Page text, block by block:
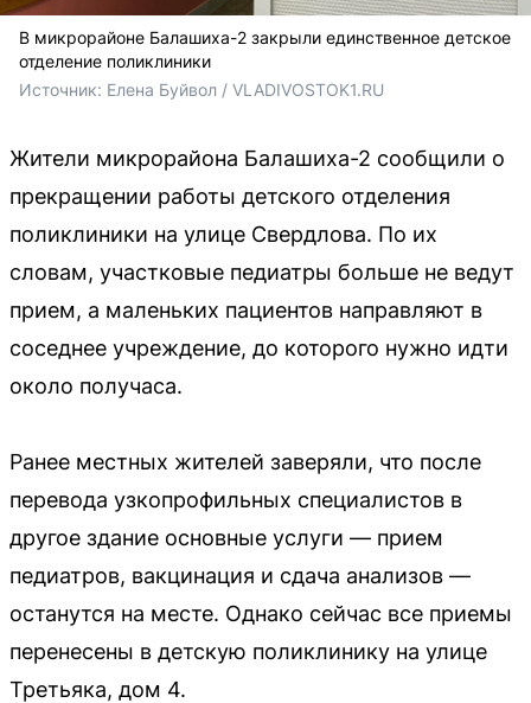
В микрорайоне Балашиха-2 закрыли единственное детское
отделение поликлиники
Источник: Елена Буйвол / VLADIVOSTOK1.RU
Жители микрорайона Балашиха-2 сообщили о
прекращении работы детского отделения
поликлиники на улице Свердлова. По их
словам, участковые педиатры больше не ведут
прием, а маленьких пациентов направляют в
соседнее учреждение, до которого нужно идти
около получаса.
Ранее местных жителей заверяли, что после
перевода узкопрофильных специалистов в
другое здание основные услуги — прием
педиатров, вакцинация и сдача анализов —
останутся на месте. Однако сейчас все приемы
перенесены в детскую поликлинику на улице
Третьяка, дом 4.